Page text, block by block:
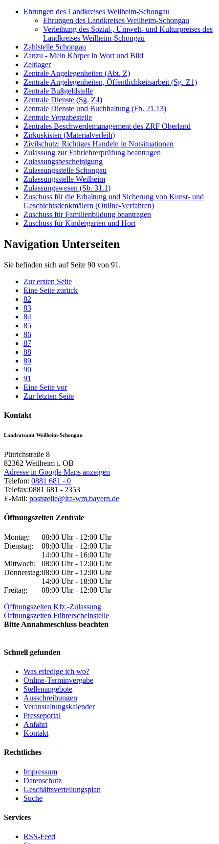
Ehrungen des Landkreises Weilheim-Schongau
Ehrungen des Landkreises Weilheim-Schongau
Verleihung des Sozial-, Umwelt- und Kulturpreises des
Landkreises Weilheim-Schongau
Zahlstelle Schongau
Zanzu - Mein Körper in Wort und Bild
Zeltlager
Zentrale Angelegenheiten (Abt. Z)
Zentrale Angelegenheiten, Öffentlichkeitsarbeit (Sg. Z1)
Zentrale Bußgeldstelle
Zentrale Dienste (Sg. Z4)
Zentrale Dienste und Buchhaltung (Fb. 21.13)
Zentrale Vergabestelle
Zentrales Beschwerdemanagement des ZRF Oberland
Zirkuskisten (Materialverleih)
Zivilschutz: Richtiges Handeln in Notsituationen
Zulassung zur Fahrlehrerprüfung beantragen
Zulassungsbescheinigung
Zulassungsstelle Schongau
Zulassungsstelle Weilheim
Zulassungswesen (Sb. 31.1)
Zuschuss für die Erhaltung und Sicherung von Kunst- und
Geschichtsdenkmälern (Online-Verfahren)
Zuschuss für Familienbildung beantragen
Zuschuss für Kindergarten und Hort
Navigation Unterseiten
Sie befinden sich auf Seite 90 von 91.
Zur ersten Seite
Eine Seite zurück
82
83
84
85
86
87
88
89
90
91
Eine Seite vor
Zur letzten Seite
Kontakt
Landratsamt Weilheim-Schongau
Pütrichstraße 8
82362 Weilheim i. OB
Adresse in Google Maps anzeigen
Telefon: 0881 681 - 0
Telefax:0881 681 - 2353
E-Mail: poststelle@lra-wm.bayern.de
Öffnungszeiten Zentrale
Montag:
08:00 Uhr - 12:00 Uhr
Dienstag:
08:00 Uhr - 12:00 Uhr
14:00 Uhr - 16:00 Uhr
Mittwoch:
08:00 Uhr - 12:00 Uhr
Donnerstag:08:00 Uhr - 12:00 Uhr
14:00 Uhr - 18:00 Uhr
Freitag:
08:00 Uhr - 12:00 Uhr
Öffnungszeiten Kfz.-Zulassung
Öffnungszeiten Führerscheinstelle
Bitte Annahmeschluss beachten
Schnell gefunden
Was erledige ich wo?
Online-Terminvergabe
Stellenangebote
Ausschreibungen
Veranstaltungskalender
Presseportal
Anfahrt
Kontakt
Rechtliches
Impressum
Datenschutz
Geschäftsverteilungsplan
Suche
Services
RSS-Feed